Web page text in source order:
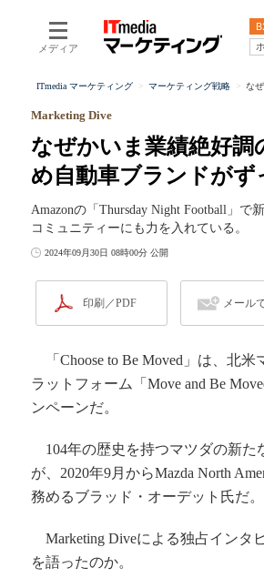
メディア
ITmedia マーケティング マーケティング戦略 な
なぜかいま業績絶好
め自動車ブランドが
Marketing Dive
Amazonの「Thursday Night Football」
コミュニティーにも力を入れている。
2024年09月30日 08時00分 公開
印刷／PDF メール
「Choose to Be Moved」は、北
ラットフォーム「Move and Be
ンペーンだ。
104年の歴史を持つマツダの新た
が、2020年9月からMazda North
務めるブラッド・オーデット氏だ。
Marketing Diveによる独占インタ
を語ったのか。